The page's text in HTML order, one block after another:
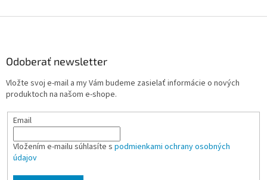
v
Odoberať newsletter
Vložte svoj e-mail a my Vám budeme zasielať informácie o nových
produktoch na našom e-shope.
Email
Vložením e-mailu súhlasíte s podmienkami ochrany osobných
údajov